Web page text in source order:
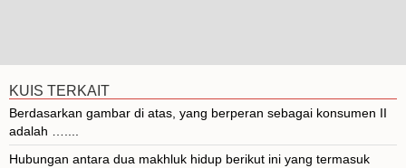
KUIS TERKAIT
Berdasarkan gambar di atas, yang berperan sebagai konsumen II
adalah …....
Hubungan antara dua makhluk hidup berikut ini yang termasuk